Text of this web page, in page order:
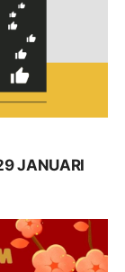
JANUARI